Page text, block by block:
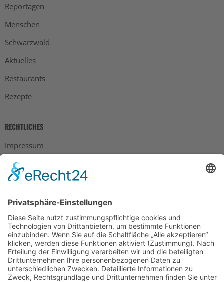
Reportagen
Menschen
Schwarzwald
Aktuelles
Restaurants
Rezepte
RECHTLICHES
Impressum
Datenschutz
AGB
Widerrufsbelehrung
Bankdaten